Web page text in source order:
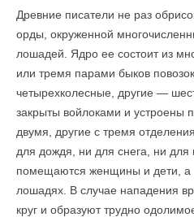
Древние писатели не раз
орды, окруженной
лошадей. Ядро ее состоит из
или тремя парами быков
четырехколесные, другие —
закрыты войлоками и устроены
двумя, другие с тремя
для дождя, ни для снега, ни для
помещаются женщины и дети, а
лошадях. В случае нападения
круг и образуют трудно